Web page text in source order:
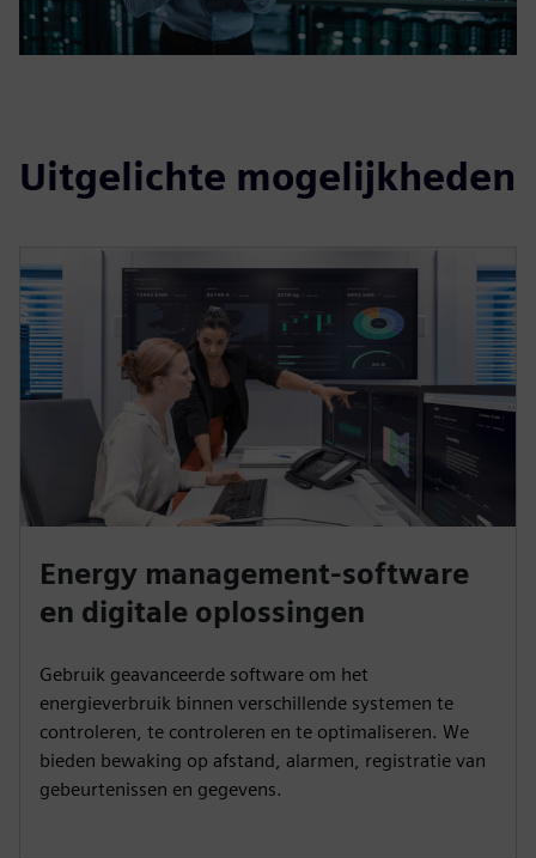
Uitgelichte mogelijkheden
Energy management-software
en digitale oplossingen
Gebruik geavanceerde software om het
energieverbruik binnen verschillende systemen te
controleren, te controleren en te optimaliseren. We
bieden bewaking op afstand, alarmen, registratie van
gebeurtenissen en gegevens.